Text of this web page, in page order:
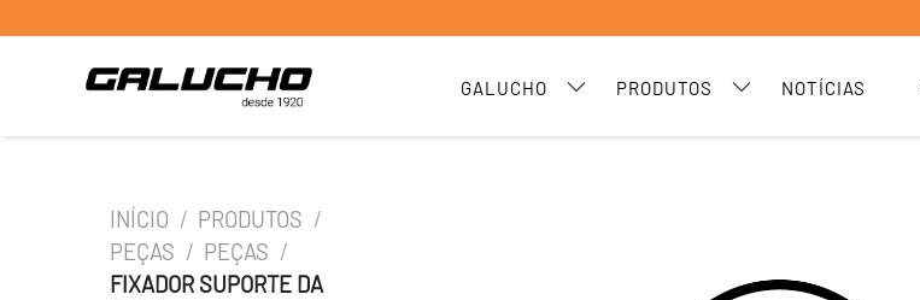
GALUCHO PRODUTOS NOTÍCIAS
INÍCIO / PRODUTOS /
PEÇAS / PEÇAS /
FIXADOR SUPORTE DA